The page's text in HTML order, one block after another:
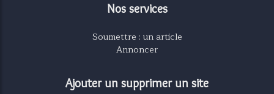
Nos services
Soumettre : un article
Annoncer
Ajouter un supprimer un site